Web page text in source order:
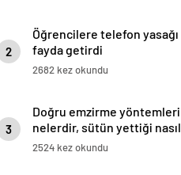
2
Öğrencilere telefon yasağı
fayda getirdi
2682 kez okundu
3
Doğru emzirme yöntemleri
nelerdir, sütün yettiği nasıl
anlaşılır?
2524 kez okundu